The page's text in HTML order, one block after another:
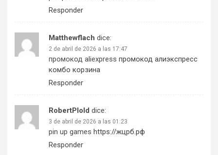
Responder
Matthewflach dice:
2 de abril de 2026 a las 17:47
промокод aliexpress промокод алиэкспресс
комбо корзина
Responder
RobertPlold dice:
3 de abril de 2026 a las 01:23
pin up games https://жцрб.рф
Responder